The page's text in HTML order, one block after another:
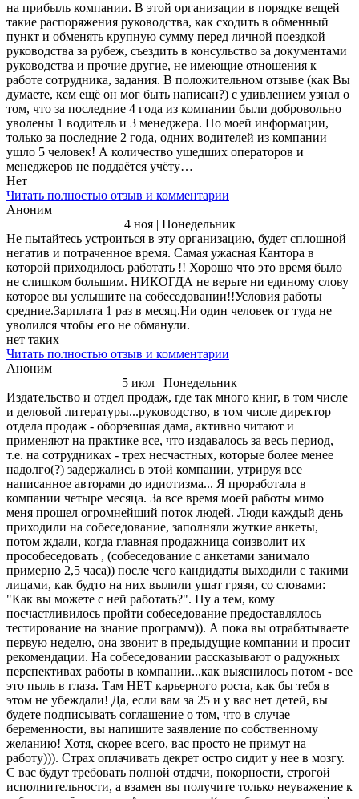
на прибыль компании. В этой организации в порядке вещей
такие распоряжения руководства, как сходить в обменный
пункт и обменять крупную сумму перед личной поездкой
руководства за рубеж, съездить в консульство за документами
руководства и прочие другие, не имеющие отношения к
работе сотрудника, задания. В положительном отзыве (как Вы
думаете, кем ещё он мог быть написан?) с удивлением узнал о
том, что за последние 4 года из компании были добровольно
уволены 1 водитель и 3 менеджера. По моей информации,
только за последние 2 года, одних водителей из компании
ушло 5 человек! А количество ушедших операторов и
менеджеров не поддаётся учёту…
Нет
Читать полностью отзыв и комментарии
Аноним
4 ноя | Понедельник
Не пытайтесь устроиться в эту организацию, будет сплошной
негатив и потраченное время. Самая ужасная Кантора в
которой приходилось работать !! Хорошо что это время было
не слишком большим. НИКОГДА не верьте ни единому слову
которое вы услышите на собеседовании!!Условия работы
средние.Зарплата 1 раз в месяц.Ни один человек от туда не
уволился чтобы его не обманули.
нет таких
Читать полностью отзыв и комментарии
Аноним
5 июл | Понедельник
Издательство и отдел продаж, где так много книг, в том числе
и деловой литературы...руководство, в том числе директор
отдела продаж - оборзевшая дама, активно читают и
применяют на практике все, что издавалось за весь период,
т.е. на сотрудниках - трех несчастных, которые более менее
надолго(?) задержались в этой компании, утрируя все
написанное авторами до идиотизма... Я проработала в
компании четыре месяца. За все время моей работы мимо
меня прошел огромнейший поток людей. Люди каждый день
приходили на собеседование, заполняли жуткие анкеты,
потом ждали, когда главная продажница соизволит их
прособеседовать , (собеседование с анкетами занимало
примерно 2,5 часа)) после чего кандидаты выходили с такими
лицами, как будто на них вылили ушат грязи, со словами:
"Как вы можете с ней работать?". Ну а тем, кому
посчастливилось пройти собеседование предоставлялось
тестирование на знание программ)). А пока вы отрабатываете
первую неделю, она звонит в предыдущие компании и просит
рекомендации. На собеседовании рассказывают о радужных
перспективах работы в компании...как выяснилось потом - все
это пыль в глаза. Там НЕТ карьерного роста, как бы тебя в
этом не убеждали! Да, если вам за 25 и у вас нет детей, вы
будете подписывать соглашение о том, что в случае
беременности, вы напишите заявление по собственному
желанию! Хотя, скорее всего, вас просто не примут на
работу))). Страх оплачивать декрет остро сидит у нее в мозгу.
С вас будут требовать полной отдачи, покорности, строгой
исполнительности, а взамен вы получите только неуважение к